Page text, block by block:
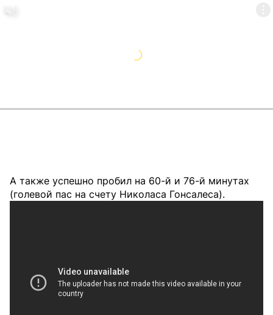
А также успешно пробил на 60-й и 76-й минутах
(голевой пас на счету Николаса Гонсалеса).